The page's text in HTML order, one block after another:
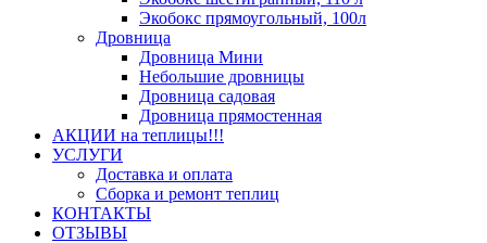
Экобокс прямоугольный, 100л
Дровница
Дровница Мини
Небольшие дровницы
Дровница садовая
Дровница прямостенная
АКЦИИ на теплицы!!!
УСЛУГИ
Доставка и оплата
Сборка и ремонт теплиц
КОНТАКТЫ
ОТЗЫВЫ